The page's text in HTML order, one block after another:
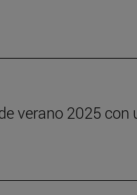
verano 2025 con